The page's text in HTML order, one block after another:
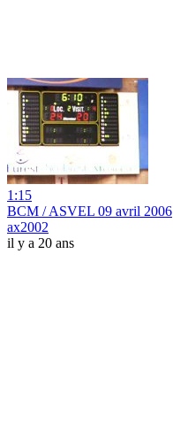
1:15
BCM / ASVEL 09 avril 2006
ax2002
il y a 20 ans